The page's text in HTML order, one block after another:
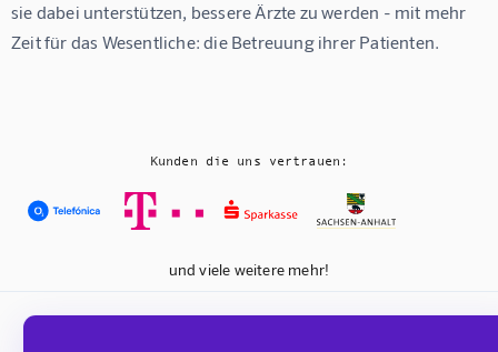
sie dabei unterstützen, bessere Ärzte zu werden - mit mehr
Zeit für das Wesentliche: die Betreuung ihrer Patienten.
Kunden die uns vertrauen:
und viele weitere mehr!